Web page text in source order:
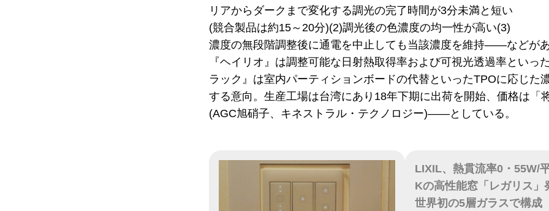
リアからダークまで変化する調光の完了時間が3分未満と短い
(競合製品は約15～20分)(2)調光後の色濃度の均一性が高い(3)
濃度の無段階調整後に通電を中止しても当該濃度を維持――などが
『ヘイリオ』は調整可能な日射熱取得率および可視光透過率とい
ラック』は室内パーティションボードの代替といったTPOに応じ
する意向。生産工場は台湾にあり18年下期に出荷を開始、価格は
(AGC旭硝子、キネストラル・テクノロジー)――としている。
LIXIL、熱貫流率0・55W/
Kの高性能窓「レガリス」
世界初の5層ガラスで構成